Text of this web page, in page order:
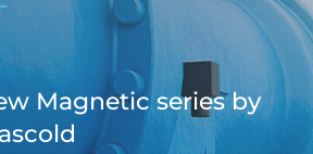
Magnetic series by